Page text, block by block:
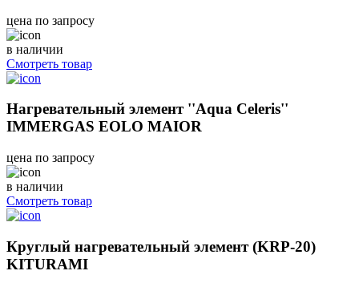
цена по запросу
в наличии
Смотреть товар
Нагревательный элемент ''Aqua Celeris''
IMMERGAS EOLO MAIOR
цена по запросу
в наличии
Смотреть товар
Круглый нагревательный элемент (KRP-20)
KITURAMI